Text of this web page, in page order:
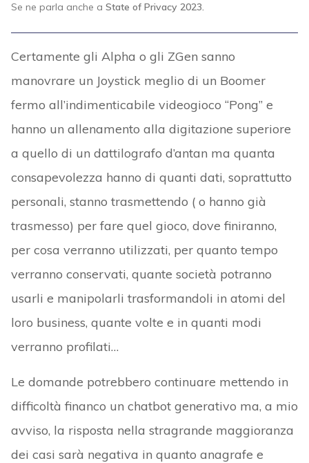
Se ne parla anche a State of Privacy 2023.
Certamente gli Alpha o gli ZGen sanno
manovrare un Joystick meglio di un Boomer
fermo all’indimenticabile videogioco “Pong” e
hanno un allenamento alla digitazione superiore
a quello di un dattilografo d’antan ma quanta
consapevolezza hanno di quanti dati, soprattutto
personali, stanno trasmettendo ( o hanno già
trasmesso) per fare quel gioco, dove finiranno,
per cosa verranno utilizzati, per quanto tempo
verranno conservati, quante società potranno
usarli e manipolarli trasformandoli in atomi del
loro business, quante volte e in quanti modi
verranno profilati…
Le domande potrebbero continuare mettendo in
difficoltà financo un chatbot generativo ma, a mio
avviso, la risposta nella stragrande maggioranza
dei casi sarà negativa in quanto anagrafe e